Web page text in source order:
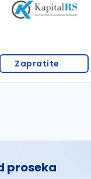
Zapratite
proseka